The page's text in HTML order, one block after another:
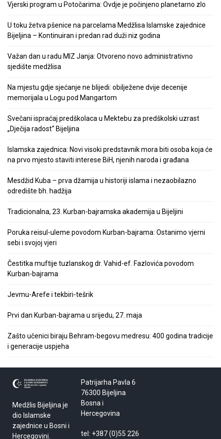
Vjerski program u Potočarima: Ovdje je počinjeno planetarno zlo
U toku žetva pšenice na parcelama Medžlisa Islamske zajednice
Bijeljina – Kontinuiran i predan rad duži niz godina
Važan dan u radu MIZ Janja: Otvoreno novo administrativno
sjedište medžlisa
Na mjestu gdje sjećanje ne blijedi: obilježene dvije decenije
memorijala u Logu pod Mangartom
Svečani ispraćaj predškolaca u Mektebu za predškolski uzrast
„Dječija radost“ Bijeljina
Islamska zajednica: Novi visoki predstavnik mora biti osoba koja će
na prvo mjesto staviti interese BiH, njenih naroda i građana
Mesdžid Kuba – prva džamija u historiji islama i nezaobilazno
odredište bh. hadžija
Tradicionalna, 23. Kurban-bajramska akademija u Bijeljini
Poruka reisul-uleme povodom Kurban-bajrama: Ostanimo vjerni
sebi i svojoj vjeri
Čestitka muftije tuzlanskog dr. Vahid-ef. Fazlovića povodom
Kurban-bajrama
Jevmu-Arefe i tekbiri-tešrik
Prvi dan Kurban-bajrama u srijedu, 27. maja
Zašto učenici biraju Behram-begovu medresu: 400 godina tradicije
i generacije uspjeha
Medžlis Bijeljina je
dio Islamske
zajednice u Bosni i
Hercegovini.
Patrijarha Pavla 6
76300 Bijeljina
Bosna i
Hercegovina
tel: +387 (0)55 226